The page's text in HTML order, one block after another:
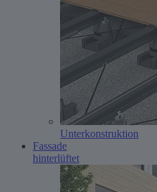
Unterkonstruktion
Fassade
hinterlüftet